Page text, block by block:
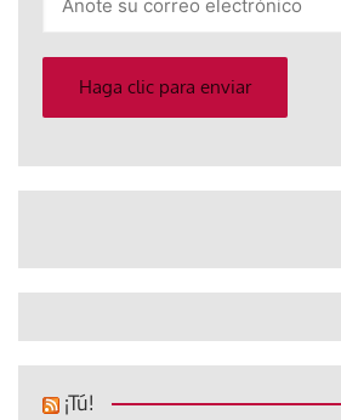
electrónico
Haga clic para enviar
¡Tú!